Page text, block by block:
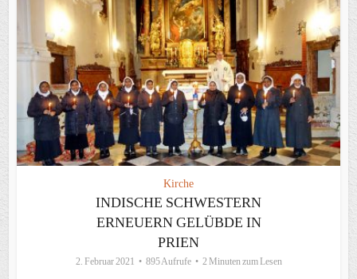
Kirche
INDISCHE SCHWESTERN
ERNEUERN GELÜBDE IN
PRIEN
2. Februar 2021 895 Aufrufe 2 Minuten zum Lesen